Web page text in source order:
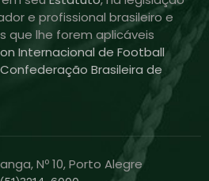
e profissional brasileiro e
que lhe forem aplicáveis
Internacional de Football
Confederação Brasileira de
Nº 10, Porto Alegre